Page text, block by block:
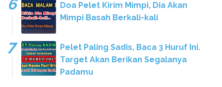
Doa Pelet Kirim Mimpi, Dia Akan
Mimpi Basah Berkali-kali
Pelet Paling Sadis, Baca 3 Huruf Ini.
Target Akan Berikan Segalanya
Padamu